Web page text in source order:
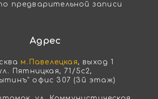
предварительной записи
Адрес
м.Павелецкая, выход 1
Пятницкая, 71/5с2,
офис 307 (3й этаж)